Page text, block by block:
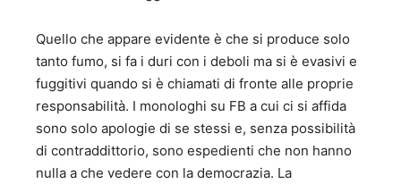
Quello che appare evidente è che si produce solo
tanto fumo, si fa i duri con i deboli ma si è evasivi e
fuggitivi quando si è chiamati di fronte alle proprie
responsabilità. I monologhi su FB a cui ci si affida
sono solo apologie di se stessi e, senza possibilità
di contraddittorio, sono espedienti che non hanno
nulla a che vedere con la democrazia. La